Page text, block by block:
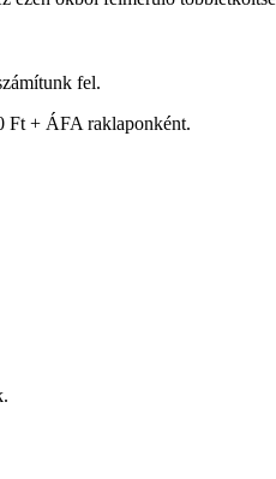
fel.
Ft + ÁFA raklaponként.